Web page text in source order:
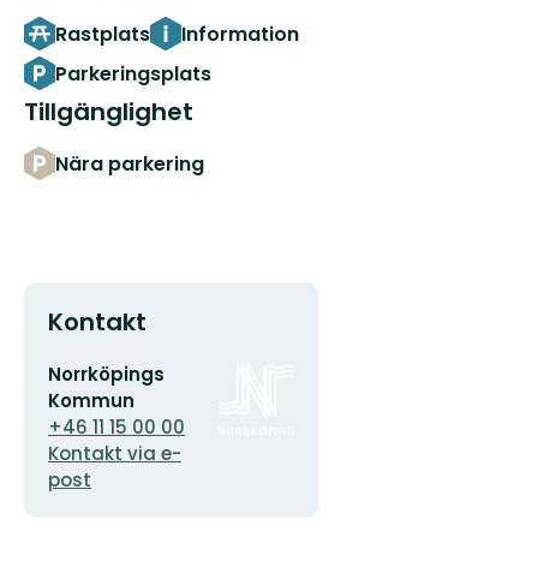
Rastplats
Information
Parkeringsplats
Tillgänglighet
Nära parkering
Kontakt
E-
postadress
Norrköpings
Kommun
+46 11 15 00 00
Kontakt via e-
post